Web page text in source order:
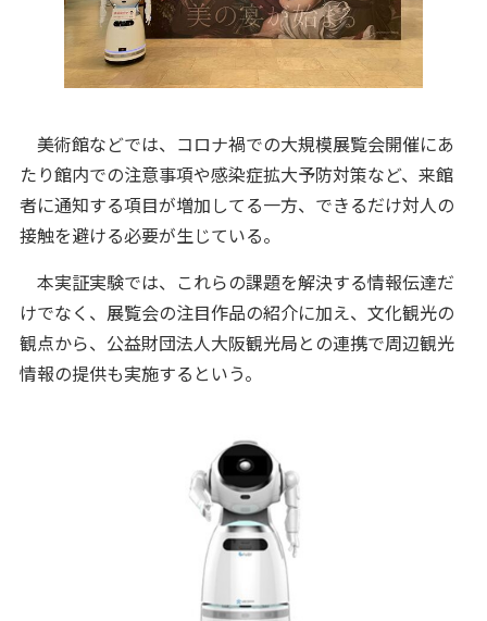
美術館などでは、コロナ禍での大規模展覧会開催にあ
たり館内での注意事項や感染症拡大予防対策など、来館
者に通知する項目が増加してる一方、できるだけ対人の
接触を避ける必要が生じている。
本実証実験では、これらの課題を解決する情報伝達だ
けでなく、展覧会の注目作品の紹介に加え、文化観光の
観点から、公益財団法人大阪観光局との連携で周辺観光
情報の提供も実施するという。